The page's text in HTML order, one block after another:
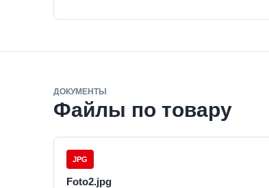
ДОКУМЕНТЫ
Файлы по товару
JPG
Foto2.jpg